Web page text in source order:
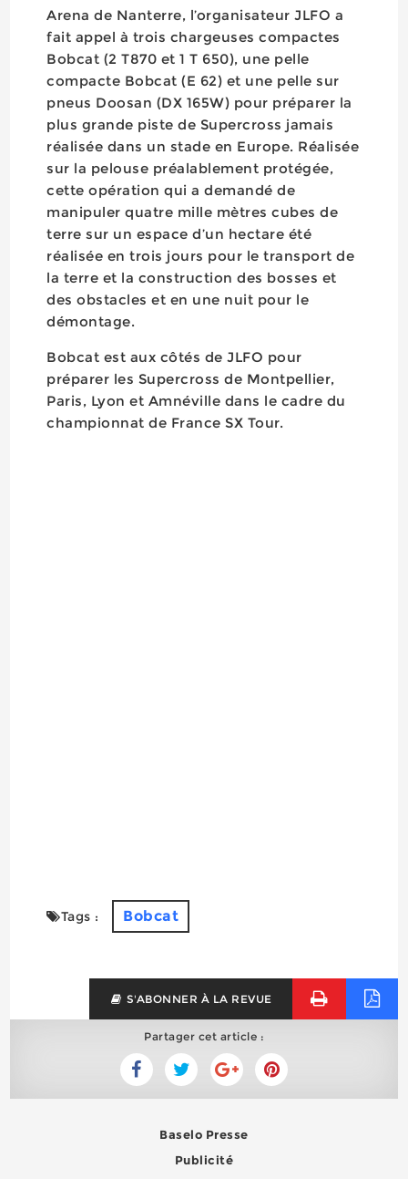
Arena de Nanterre, l’organisateur JLFO a
fait appel à trois chargeuses compactes
Bobcat (2 T870 et 1 T 650), une pelle
compacte Bobcat (E 62) et une pelle sur
pneus Doosan (DX 165W) pour préparer la
plus grande piste de Supercross jamais
réalisée dans un stade en Europe. Réalisée
sur la pelouse préalablement protégée,
cette opération qui a demandé de
manipuler quatre mille mètres cubes de
terre sur un espace d’un hectare été
réalisée en trois jours pour le transport de
la terre et la construction des bosses et
des obstacles et en une nuit pour le
démontage.
Bobcat est aux côtés de JLFO pour
préparer les Supercross de Montpellier,
Paris, Lyon et Amnéville dans le cadre du
championnat de France SX Tour.
Tags : Bobcat
S'ABONNER À LA REVUE
Partager cet article :
Baselo Presse
Publicité